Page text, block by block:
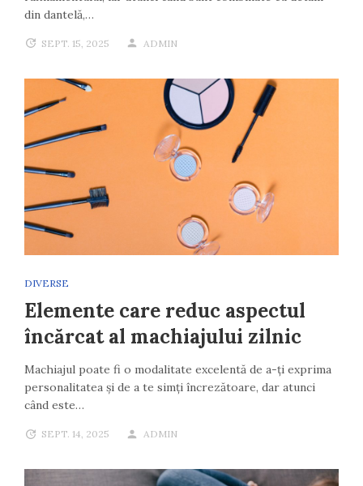
din dantelă,…
SEPT. 15, 2025 ADMIN
DIVERSE
Elemente care reduc aspectul
încărcat al machiajului zilnic
Machiajul poate fi o modalitate excelentă de a-ți exprima
personalitatea și de a te simți încrezătoare, dar atunci
când este…
SEPT. 14, 2025 ADMIN